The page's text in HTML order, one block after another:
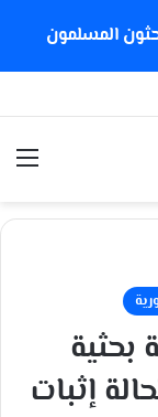
المسلمون
إثبات